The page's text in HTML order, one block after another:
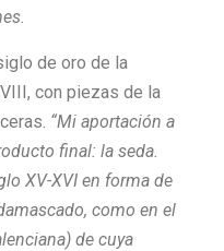
de oro de la
con piezas de la
“Mi aportación a
final: la seda.
XV-XVI en forma de
como en el
de cuya